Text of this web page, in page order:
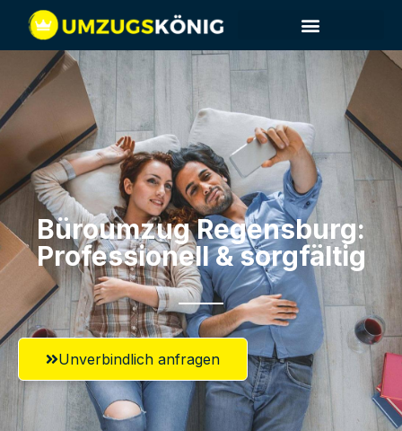
Büroumzug Regensburg:
Professionell & sorgfältig
Unverbindlich anfragen